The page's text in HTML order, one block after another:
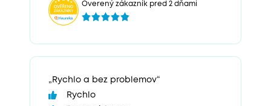
Overený zákazník pred 2 dňami
„Rychlo a bez problemov“
Rychlo